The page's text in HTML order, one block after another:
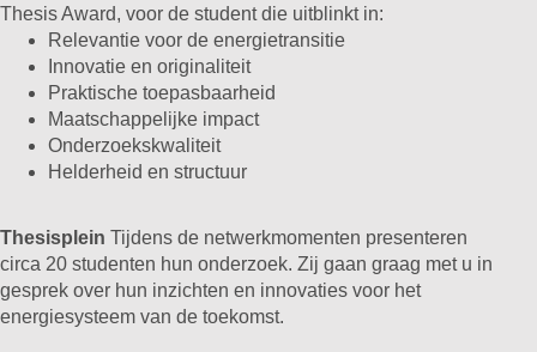
Thesis Award, voor de student die uitblinkt in:
Relevantie voor de energietransitie
Innovatie en originaliteit
Praktische toepasbaarheid
Maatschappelijke impact
Onderzoekskwaliteit
Helderheid en structuur
Thesisplein Tijdens de netwerkmomenten presenteren
circa 20 studenten hun onderzoek. Zij gaan graag met u in
gesprek over hun inzichten en innovaties voor het
energiesysteem van de toekomst.